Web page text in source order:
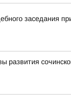
заседания
развития